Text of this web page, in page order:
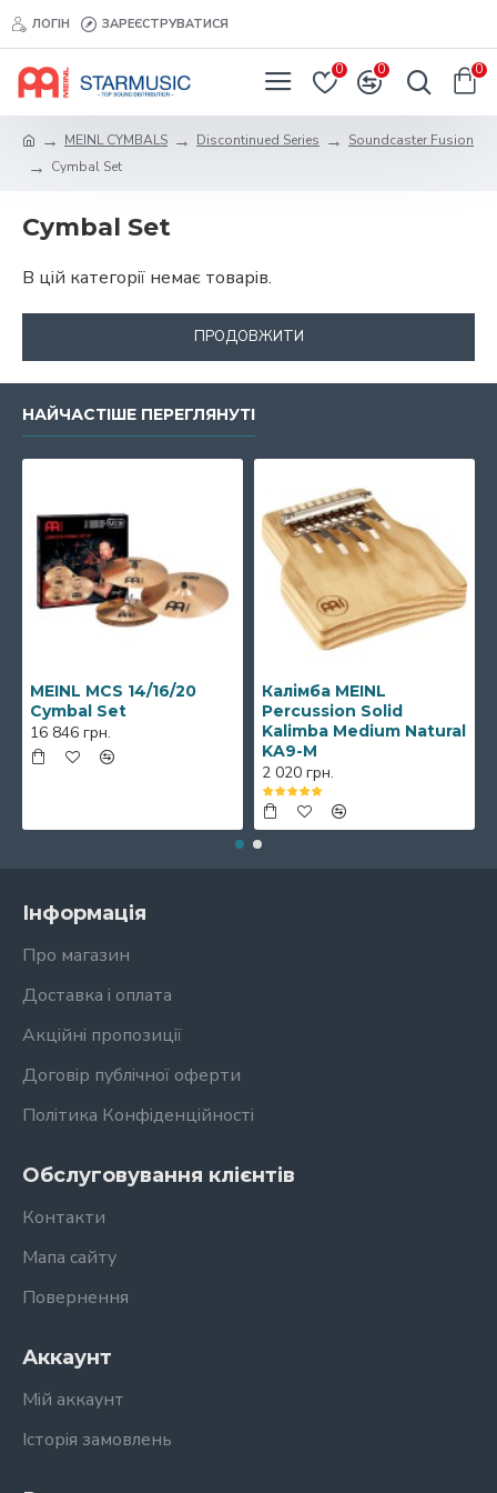
ЛОГІН ЗАРЕЄСТРУВАТИСЯ
0 0 0
MEINL CYMBALS Discontinued Series
Soundcaster Fusion
Cymbal Set
Cymbal Set
В цій категорії немає товарів.
ПРОДОВЖИТИ
НАЙЧАСТІШЕ ПЕРЕГЛЯНУТІ
MEINL MCS 14/16/20
Cymbal Set
16 846 грн.
Калімба MEINL
Percussion Solid
Kalimba Medium Natural
KA9-M
2 020 грн.
Інформація
Про магазин
Доставка і оплата
Акційні пропозиції
Договір публічної оферти
Політика Конфіденційності
Обслуговування клієнтів
Контакти
Мапа сайту
Повернення
Аккаунт
Мій аккаунт
Історія замовлень